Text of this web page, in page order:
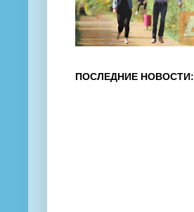
ПОСЛЕДНИЕ НОВОСТИ: